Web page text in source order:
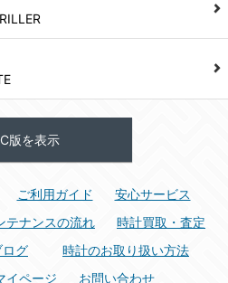
版を表示
ご利用ガイド
安心サービス
テナンスの流れ
時計買取・査定
ログ
時計のお取り扱い方法
イページ
お問い合わせ